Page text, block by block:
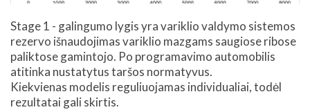
Stage 1 - galingumo lygis yra variklio valdymo sistemos
rezervo išnaudojimas variklio mazgams saugiose ribose
paliktose gamintojo. Po programavimo automobilis
atitinka nustatytus taršos normatyvus.
Kiekvienas modelis reguliuojamas individualiai, todėl
rezultatai gali skirtis.